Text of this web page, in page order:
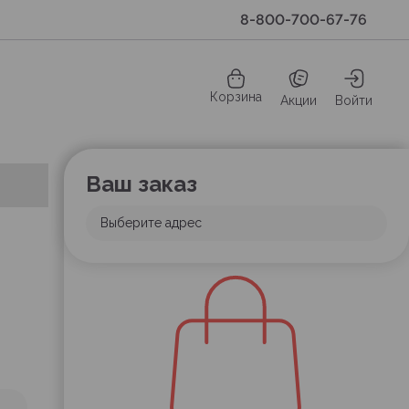
8-800-700-67-76
Корзина Акции Войти
Ваш заказ
Выберите адрес